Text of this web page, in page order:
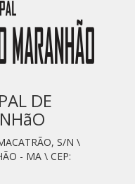
DE
S/N \
- MA \ CEP: